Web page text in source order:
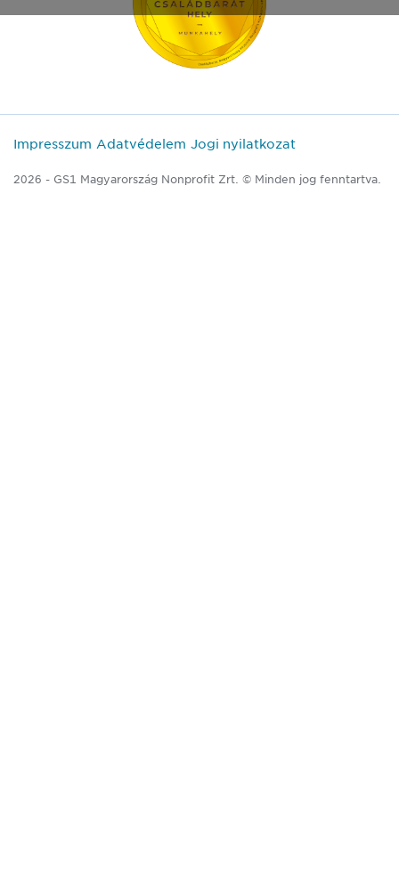
Impresszum Adatvédelem Jogi nyilatkozat
2026 - GS1 Magyarország Nonprofit Zrt. © Minden jog fenntartva.